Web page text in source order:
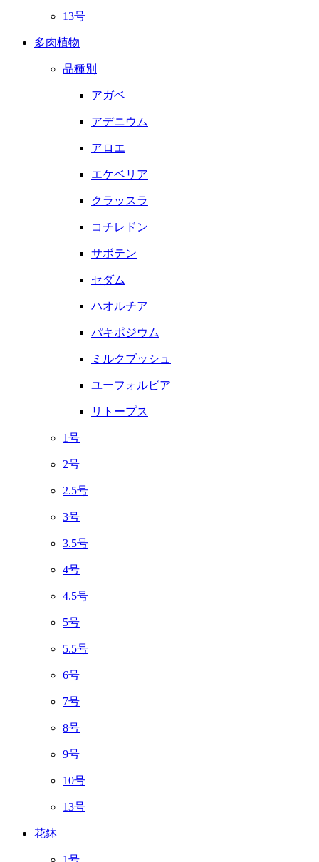
13号
多肉植物
品種別
アガベ
アデニウム
アロエ
エケベリア
クラッスラ
コチレドン
サボテン
セダム
ハオルチア
パキポジウム
ミルクブッシュ
ユーフォルビア
リトープス
1号
2号
2.5号
3号
3.5号
4号
4.5号
5号
5.5号
6号
7号
8号
9号
10号
13号
花鉢
1号